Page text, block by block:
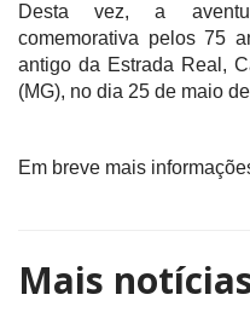
Desta vez, a
comemorativa pelos 75
antigo da Estrada Real,
(MG), no dia 25 de maio
Em breve mais
Mais